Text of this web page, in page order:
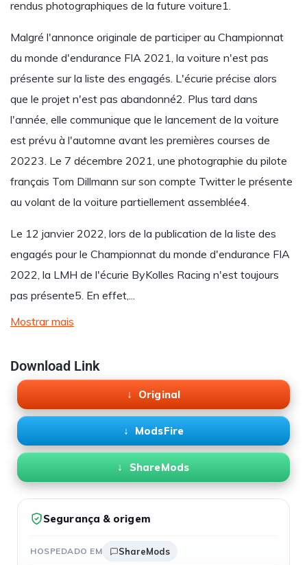
rendus photographiques de la future voiture1.
Malgré l'annonce originale de participer au Championnat
du monde d'endurance FIA 2021, la voiture n'est pas
présente sur la liste des engagés. L'écurie précise alors
que le projet n'est pas abandonné2. Plus tard dans
l'année, elle communique que le lancement de la voiture
est prévu à l'automne avant les premières courses de
20223. Le 7 décembre 2021, une photographie du pilote
français Tom Dillmann sur son compte Twitter le présente
au volant de la voiture partiellement assemblée4.
Le 12 janvier 2022, lors de la publication de la liste des
engagés pour le Championnat du monde d'endurance FIA
2022, la LMH de l'écurie ByKolles Racing n'est toujours
pas présente5. En effet,...
Mostrar mais
Download Link
Original
ModsFire
ShareMods
Segurança & origem
HOSPEDADO EM ShareMods